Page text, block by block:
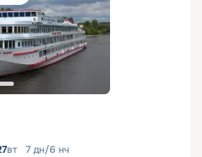
вт 7 дн/6 нч